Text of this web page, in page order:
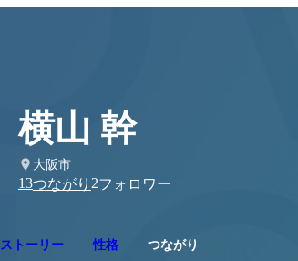
横山 幹
大阪市
13つながり 2フォロワー
ストーリー 性格 つながり